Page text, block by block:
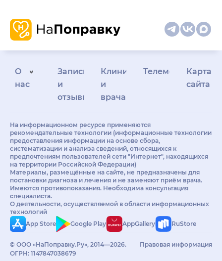
О
нас
Запись
и
отзывы
Клиникам
и
врачам
Телемедицина
Карта
сайта
На информационном ресурсе применяются
рекомендательные технологии (информационные технологии
предоставления информации на основе сбора,
систематизации и анализа сведений, относящихся к
предпочтениям пользователей сети "Интернет", находящихся
на территории Российской Федерации)
Материалы, размещённые на сайте, не предназначены для
постановки диагноза и лечения и не заменяют приём врача.
Имеются противопоказания. Необходима консультация
специалиста.
О деятельности, осуществляемой в области информационных
технологий
App Store
Google Play AppGallery RuStore
© ООО «НаПоправку.Ру», 2014—2026.
ОГРН: 1147847038679
Правовая информация